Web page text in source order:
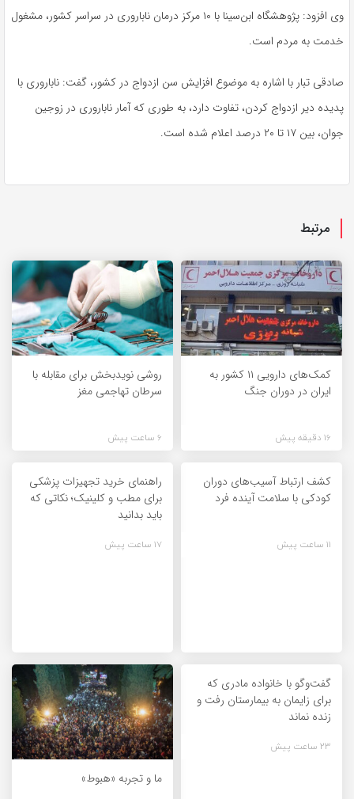
وی افزود: پژوهشگاه ابن‌سینا با ۱۰ مرکز درمان ناباروری در سراسر کشور، مشغول
خدمت به مردم است.
صادقی تبار با اشاره به موضوع افزایش سن ازدواج در کشور، گفت: ناباروری با
پدیده دیر ازدواج کردن، تفاوت دارد، به طوری که آمار ناباروری در زوجین
جوان، بین ۱۷ تا ۲۰ درصد اعلام شده است.
مرتبط
کمک‌های دارویی ۱۱ کشور به
ایران در دوران جنگ
16 دقیقه پیش
روشی نویدبخش برای مقابله با
سرطان تهاجمی مغز
6 ساعت پیش
کشف ارتباط آسیب‌های دوران
کودکی با سلامت آینده فرد
11 ساعت پیش
راهنمای خرید تجهیزات پزشکی
برای مطب و کلینیک؛ نکاتی که
باید بدانید
17 ساعت پیش
گفت‌وگو با خانواده مادری که
برای زایمان به بیمارستان رفت و
زنده نماند
23 ساعت پیش
ما و تجربه «هبوط»